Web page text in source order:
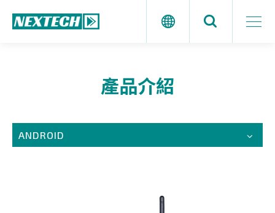
產品介紹
ANDROID